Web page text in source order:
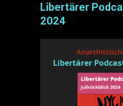
Libertärer
2024